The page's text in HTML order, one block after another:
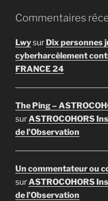
Commentaires
Lwysur Dix personnes
cyberharcèlement
FRANCE 24
The Ping –
surASTROCOHORS
de l’Observation
Un commentateur ou
surASTROCOHORS
de l’Observation